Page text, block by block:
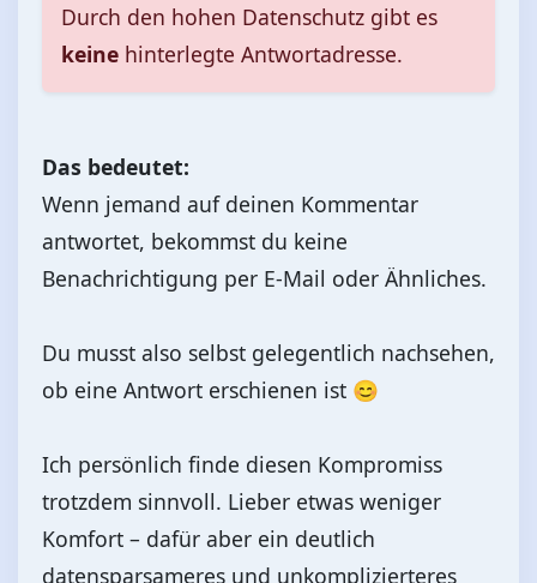
Durch den hohen Datenschutz gibt es
keine hinterlegte Antwortadresse.
Das bedeutet:
Wenn jemand auf deinen Kommentar
antwortet, bekommst du keine
Benachrichtigung per E-Mail oder Ähnliches.
Du musst also selbst gelegentlich nachsehen,
ob eine Antwort erschienen ist 😊
Ich persönlich finde diesen Kompromiss
trotzdem sinnvoll. Lieber etwas weniger
Komfort – dafür aber ein deutlich
datensparsameres und unkomplizierteres